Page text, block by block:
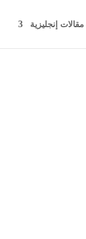
مقالات إنجليزية